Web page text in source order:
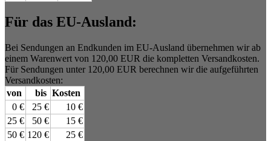
Für das EU-Ausland:
Bei Sendungen an Endkunden im EU-Ausland übernehmen wir ab
einem Warenwert von 120,00 EUR die kompletten Versandkosten.
Für Sendungen unter 120,00 EUR berechnen wir die aufgeführten
Versandkosten:
von
bis Kosten
0 €
25 €
10 €
25 €
50 €
15 €
50 € 120 €
25 €